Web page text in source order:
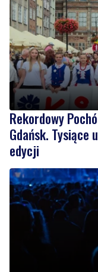
Rekordowy
Gdańsk. Tysiące
edycji